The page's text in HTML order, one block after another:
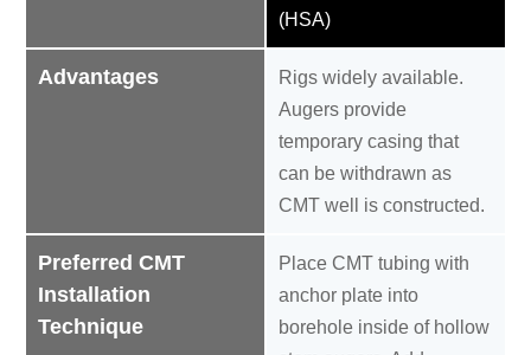
Advantages
Preferred CMT
Installation
Technique
(HSA)
Rigs widely available.
Augers provide
temporary casing that
can be withdrawn as
CMT well is constructed.
Place CMT tubing with
anchor plate into
borehole inside of hollow